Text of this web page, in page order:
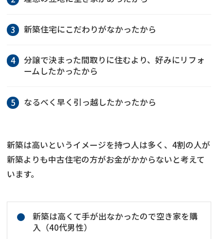
新築住宅にこだわりがなかったから
分譲で決まった間取りに住むより、好みにリフォ
ームしたかったから
なるべく早く引っ越したかったから
新築は高いというイメージを持つ人は多く、4割の人が
新築よりも中古住宅の方がお金がかからないと考えて
います。
新築は高くて手が出なかったので空き家を購
入（40代男性）